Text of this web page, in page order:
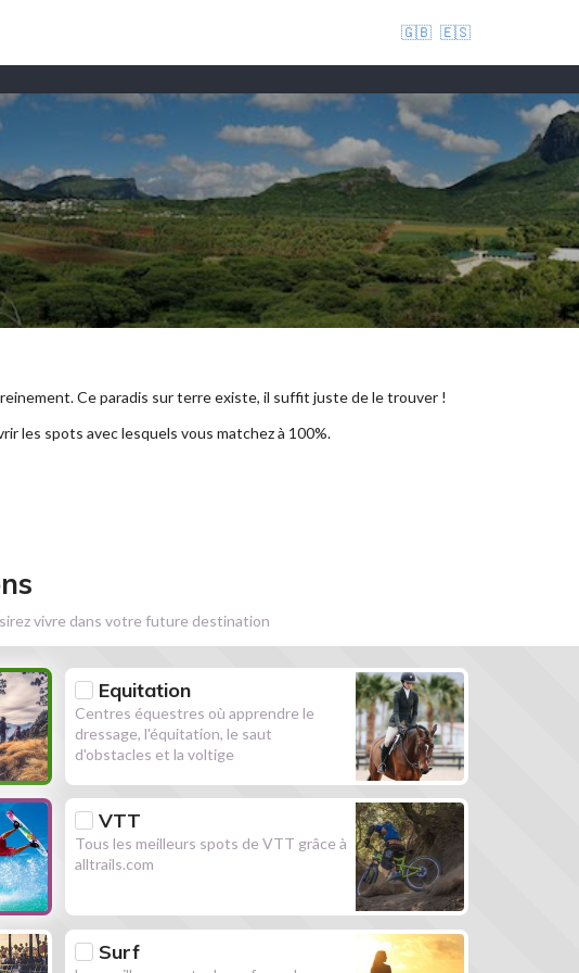
🇬🇧 🇪🇸
Ce paradis sur terre existe, il suffit juste de le trouver !
les spots avec lesquels vous matchez à 100%.
vivre dans votre future destination
Equitation
Centres équestres où apprendre le
dressage, l'équitation, le saut
d'obstacles et la voltige
VTT
Tous les meilleurs spots de VTT grâce à
alltrails.com
Surf